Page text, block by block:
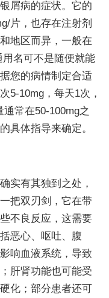
屑病的症状。它的
片，也存在注射剂
地区而异，一般在
名可不是随便就能
您的病情制定合适
5-10mg，每天1次，
常在50-100mg之
具体指导来确定。
实有其独到之处，
把双刃剑，它在带
不良反应，这需要
恶心、呕吐、腹
响血液系统，导致
肝肾功能也可能受
化；部分患者还可